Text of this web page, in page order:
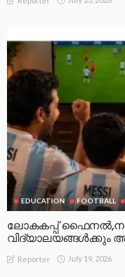
EDUCATION FOOTBALL
ലോകകപ്പ്
വിദ്യാലയങ്ങൾക്കും
Reporter July 19, 2026